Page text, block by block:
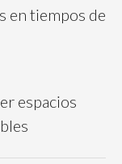
en tiempos de
espacios